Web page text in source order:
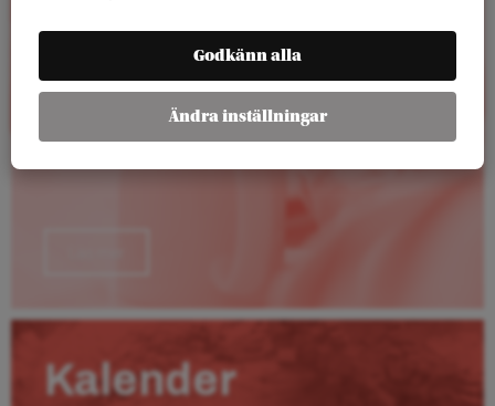
Kalender
Godkänn alla
Ändra inställningar